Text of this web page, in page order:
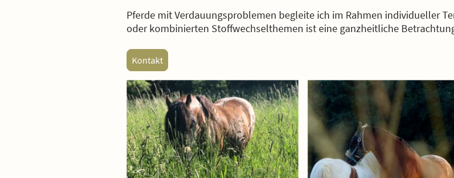
Pferde mit Verdauungsproblemen begleite ich im Rahmen individueller
oder kombinierten Stoffwechselthemen ist eine ganzheitliche
Kontakt